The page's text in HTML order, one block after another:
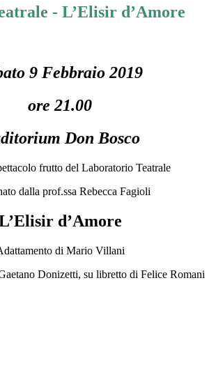
- L’Elisir d’Amore
9 Febbraio 2019
ore 21.00
Don Bosco
frutto del Laboratorio Teatrale
dalla prof.ssa Rebecca Fagioli
d’Amore
di Mario Villani
Donizetti, su libretto di Felice Romani